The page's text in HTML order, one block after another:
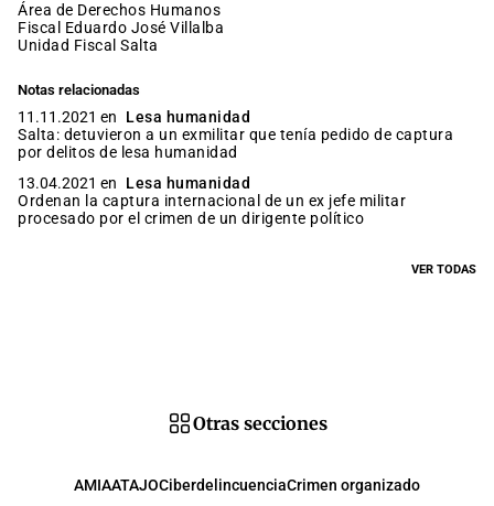
Área de Derechos Humanos
fiscal Eduardo José Villalba
Unidad Fiscal Salta
Notas relacionadas
11.11.2021 en
Lesa humanidad
Salta: detuvieron a un exmilitar que tenía pedido de captura
por delitos de lesa humanidad
13.04.2021 en
Lesa humanidad
Ordenan la captura internacional de un ex jefe militar
procesado por el crimen de un dirigente político
VER TODAS
Otras secciones
AMIAATAJOCiberdelincuenciaCrimen organizado